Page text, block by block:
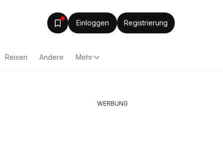
Einloggen Registrierung
Reisen Andere Mehr
WERBUNG